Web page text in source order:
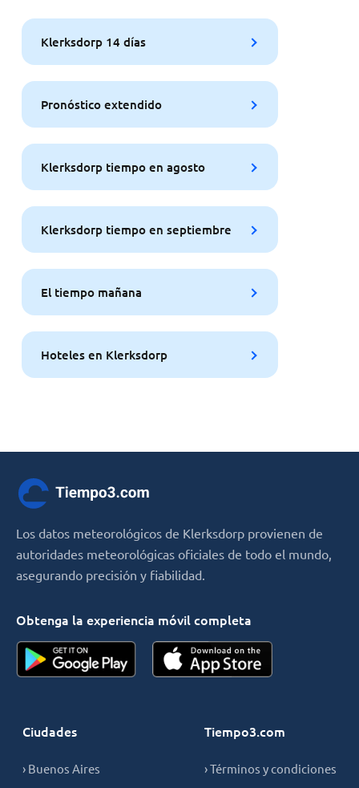
Klerksdorp 14 días
Pronóstico extendido
Klerksdorp tiempo en agosto
Klerksdorp tiempo en septiembre
El tiempo mañana
Hoteles en Klerksdorp
Los datos meteorológicos de Klerksdorp provienen de
autoridades meteorológicas oficiales de todo el mundo,
asegurando precisión y fiabilidad.
Obtenga la experiencia móvil completa
Ciudades
› Buenos Aires
Tiempo3.com
› Términos y condiciones